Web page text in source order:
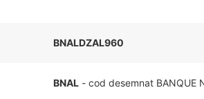
BNALDZAL960
BNAL - cod desemnat BANQUE